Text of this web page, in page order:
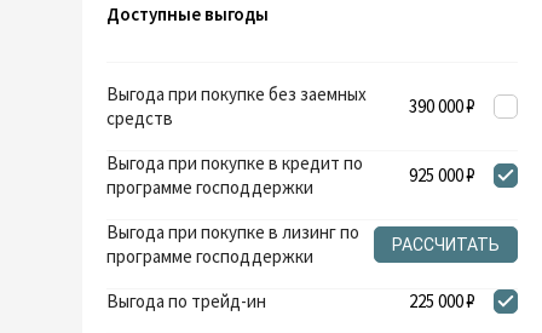
Доступные выгоды
Выгода при покупке без заемных
средств
390 000 ₽
Выгода при покупке в кредит по
программе господдержки
925 000 ₽
Выгода при покупке в лизинг по
программе господдержки
РАССЧИТАТЬ
Выгода по трейд-ин
225 000 ₽